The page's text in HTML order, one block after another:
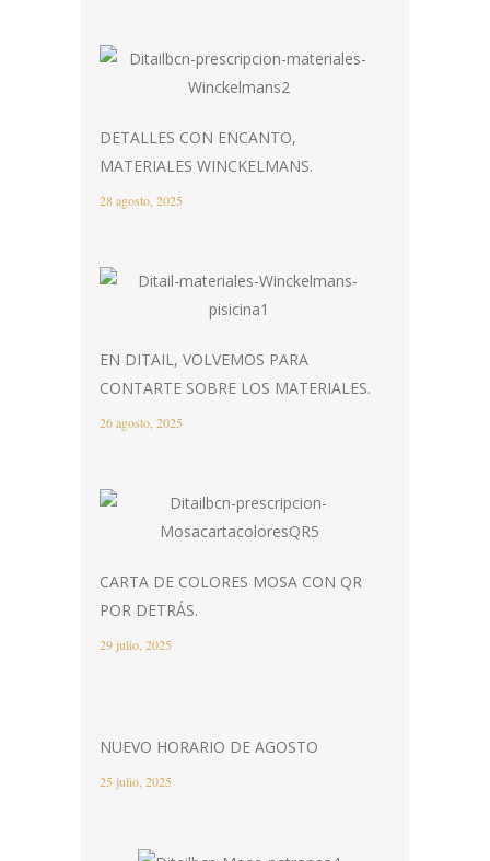
DETALLES CON ENCANTO,
MATERIALES WINCKELMANS.
28 agosto, 2025
EN DITAIL, VOLVEMOS PARA
CONTARTE SOBRE LOS MATERIALES.
26 agosto, 2025
CARTA DE COLORES MOSA CON QR
POR DETRÁS.
29 julio, 2025
NUEVO HORARIO DE AGOSTO
25 julio, 2025